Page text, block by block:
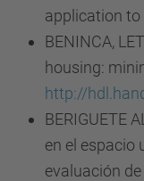
application to
BENINCA,
housing:
http://
BERIGUETE
en el espacio
evaluación